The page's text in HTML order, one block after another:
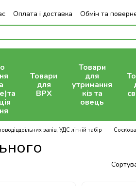
Оплата і доставка
Обмін та
Блог
Товари
для
ВРХ
Товари
для
утримання
кіз та
овець
залів, УДС літній табір